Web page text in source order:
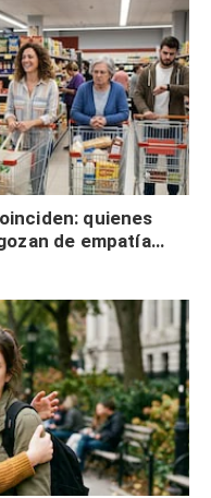
quienes
de empatía
autocontrol